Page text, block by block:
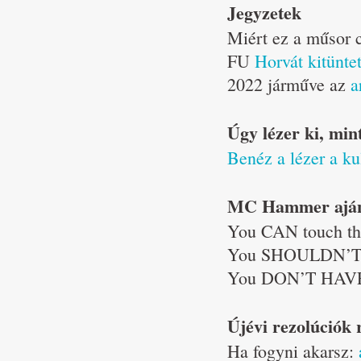
Jegyzetek
Miért ez a műsor
FU Horvát
2022 járműve az
Úgy lézer ki,
Benéz a lézer a
MC Hammer
You CAN touch
You
You DON’T
Újévi rezolúciók
Ha fogyni akarsz: